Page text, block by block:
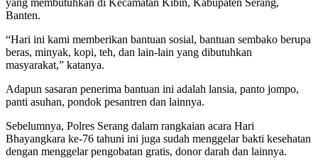
Banten.
“Hari ini kami memberikan bantuan sosial, bantuan sembako berupa
beras, minyak, kopi, teh, dan lain-lain yang dibutuhkan
masyarakat,” katanya.
Adapun sasaran penerima bantuan ini adalah lansia, panto jompo,
panti asuhan, pondok pesantren dan lainnya.
Sebelumnya, Polres Serang dalam rangkaian acara Hari
Bhayangkara ke-76 tahuni ini juga sudah menggelar bakti kesehatan
dengan menggelar pengobatan gratis, donor darah dan lainnya.